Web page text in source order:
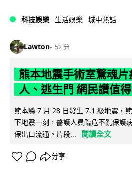
科技娛樂 生活娛樂 城中熱話
Lawton 52 分
熊本地震手術室驚魂
人、逃生門 網民讚值
熊本縣 7 月 28 日發生 7.1 級地震，
下地震一刻，醫護人員臨危不亂保護
保出口流通。片段...
閱讀全文
分享